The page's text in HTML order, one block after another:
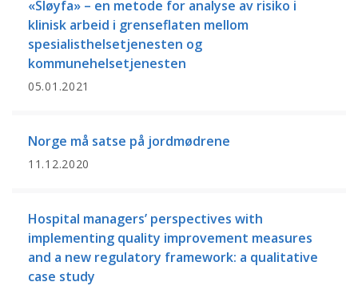
«Sløyfa» – en metode for analyse av risiko i
klinisk arbeid i grenseflaten mellom
spesialisthelsetjenesten og
kommunehelsetjenesten
05.01.2021
Norge må satse på jordmødrene
11.12.2020
Hospital managers’ perspectives with
implementing quality improvement measures
and a new regulatory framework: a qualitative
case study